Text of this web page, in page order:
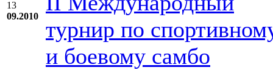
13
09.2010
турнир по
и боевому самбо